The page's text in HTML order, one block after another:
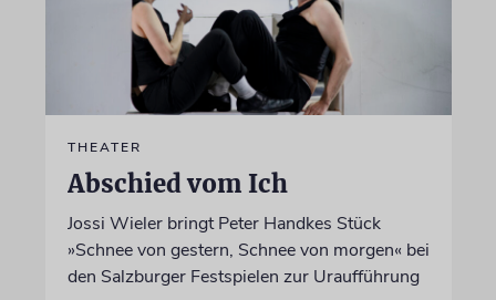
THEATER
Abschied vom Ich
Jossi Wieler bringt Peter Handkes Stück
»Schnee von gestern, Schnee von morgen« bei
den Salzburger Festspielen zur Uraufführung